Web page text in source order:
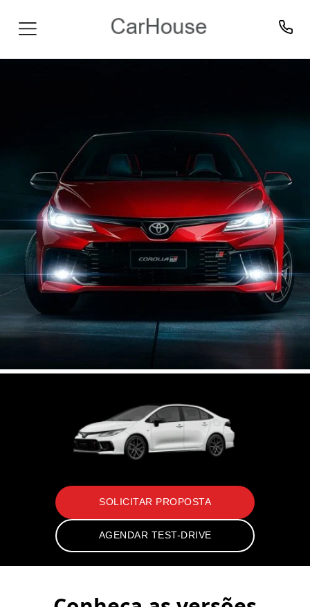
SOLICITAR PROPOSTA
AGENDAR TEST-DRIVE